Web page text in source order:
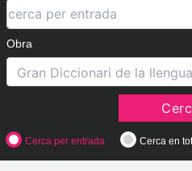
Obra
Cerca per entrada Cerca en